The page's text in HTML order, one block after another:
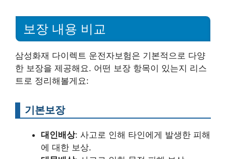
보장 내용 비교
삼성화재 다이렉트 운전자보험은 기본적으로 다양
한 보장을 제공해요. 어떤 보장 항목이 있는지 리스
트로 정리해볼게요:
기본보장
대인배상: 사고로 인해 타인에게 발생한 피해
에 대한 보상.